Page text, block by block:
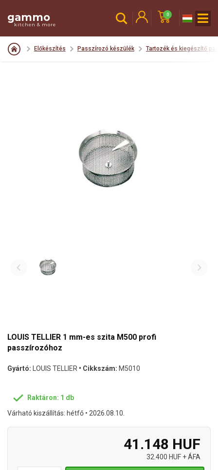
gammo
kitchen & more
0
Előkészítés Passzírozó készülék Tartozék és kiegészítő
LOUIS TELLIER 1 mm-es szita M500 profi
passzírozóhoz
Gyártó: LOUIS TELLIER • Cikkszám: M5010
Raktáron: 1 db
Várható kiszállítás: hétfő • 2026.08.10.
41.148 HUF
32.400 HUF + ÁFA